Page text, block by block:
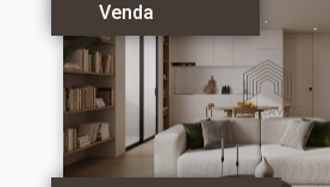
Venda